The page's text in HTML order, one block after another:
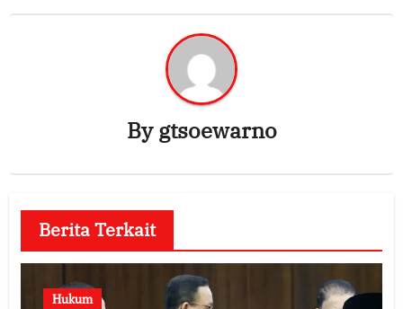
Bygtsoewarno
Berita Terkait
Hukum